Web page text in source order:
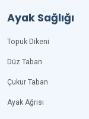
Ayak Sağlığı
Topuk Dikeni
Düz Taban
Çukur Taban
Ayak Ağrısı